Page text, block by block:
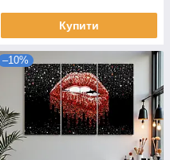
Купити
–10%